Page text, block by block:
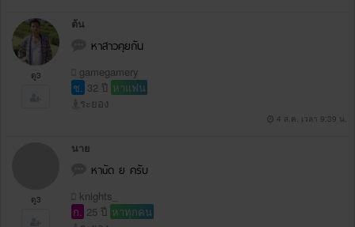
ดู3
ต้น
หาสาวคุยกัน
gamegamery
ช. 32 ปี หาแฟน
ระยอง
4 ส.ค. เวลา 9:39 น.
ดู3
นาย
หาuัด ย ครับ
knights_
ก. 25 ปี หาทุกคน